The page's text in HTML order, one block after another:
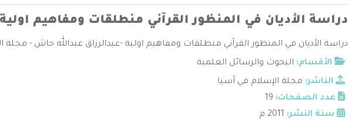
دراسة الأديان في المنظور القرآني منطلقات ومفاهيم اولية
دراسة الأديان في المنظور القرآني منطلقات ومفاهيم اولية -عبدالرزاق عبدالله حاش - مجلة
الأقسام: البحوث والرسائل العلمية
الناشر: مجلة الإسلام في آسيا
عدد الصفحات:
سنة النشر: